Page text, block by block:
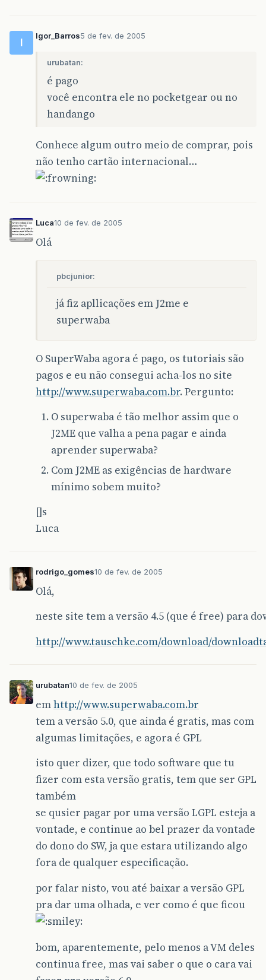
I
Igor_Barros5 de fev. de 2005
urubatan:
é pago
você encontra ele no pocketgear ou no
handango
Conhece algum outro meio de comprar, pois
não tenho cartão internacional…
Luca10 de fev. de 2005
Olá
pbcjunior:
já fiz apllicações em J2me e
superwaba
O SuperWaba agora é pago, os tutoriais são
pagos e eu não consegui acha-los no site
http://www.superwaba.com.br. Pergunto:
O superwaba é tão melhor assim que o
J2ME que valha a pena pagar e ainda
aprender superwaba?
Com J2ME as exigências de hardware
mínimo sobem muito?
[]s
Luca
rodrigo_gomes10 de fev. de 2005
Olá,
neste site tem a versão 4.5 (que é free) para
http://www.tauschke.com/download/
urubatan10 de fev. de 2005
emhttp://www.superwaba.com.br
tem a versão 5.0, que ainda é gratis, mas com
algumas limitações, e agora é GPL
isto quer dizer, que todo software que tu
fizer com esta versão gratis, tem que ser GPL
também
se qusier pagar por uma versão LGPL esteja a
vontade, e continue ao bel prazer da vontade
do dono do SW, ja que estara utilizando algo
fora de qualquer especificação.
por falar nisto, vou até baixar a versão GPL
pra dar uma olhada, e ver como é que ficou
bom, aparentemente, pelo menos a VM deles
continua free, mas vai saber o que o cara vai